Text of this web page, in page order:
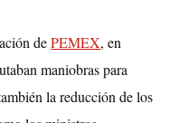
dePEMEX, en
maniobras para
la reducción de los